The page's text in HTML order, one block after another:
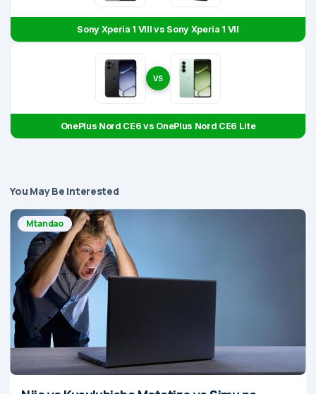
Sony Xperia 1 VIII vs Sony Xperia 1 VII
VS
OnePlus Nord CE6 vs OnePlus Nord CE6 Lite
You May Be Interested
Mtandao